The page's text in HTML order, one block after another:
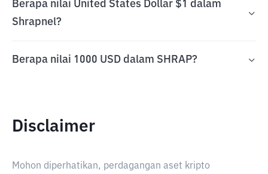
Berapa nilai United States Dollar $1 dalam
Shrapnel?
Berapa nilai 1000 USD dalam SHRAP?
Disclaimer
Mohon diperhatikan, perdagangan aset kripto